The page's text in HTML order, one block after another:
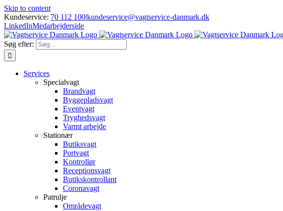
Skip to content
Kundeservice: 70 112 100|kundeservice@vagtservice-danmark.dk
LinkedInMedarbejderside
Søg efter:
Services
Specialvagt
Brandvagt
Byggepladsvagt
Eventvagt
Tryghedsvagt
Varmt arbejde
Stationær
Butiksvagt
Portvagt
Kontrollør
Receptionsvagt
Butikskontrollant
Coronavagt
Patrulje
Områdevagt